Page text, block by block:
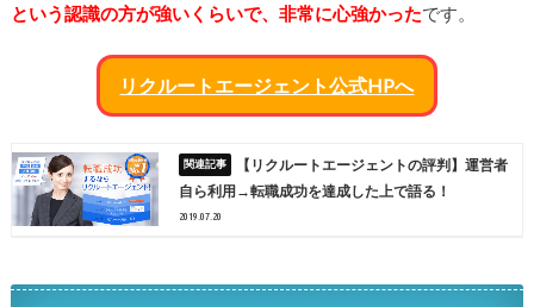
という認識の方が強いくらいで、非常に心強かったです。
リクルートエージェント公式HPへ
【リクルートエージェントの評判】運営者
自ら利用→転職成功を達成した上で語る！
2019.07.20